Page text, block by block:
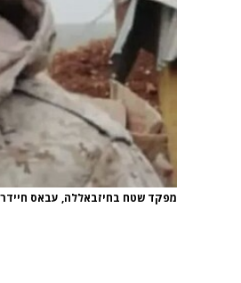
מפקד שטח בחיזבאללה, עבאס חיידר